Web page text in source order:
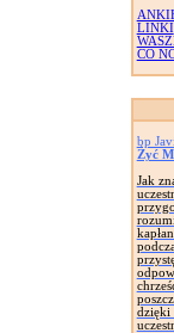
LINKI
CO
bp
Żyć
Jak
dzięki